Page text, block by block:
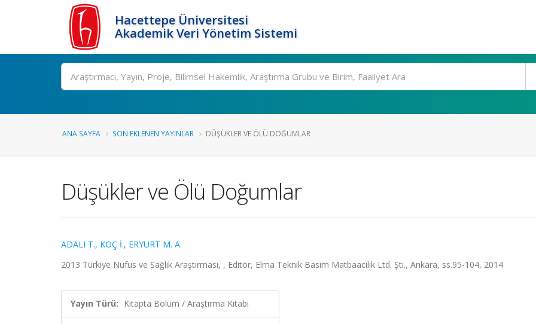
Hacettepe Üniversitesi
Akademik Veri Yönetim Sistemi
Ara
ANA SAYFA SON EKLENEN YAYINLAR DÜŞÜKLER VE ÖLÜ DOĞUMLAR
Düşükler ve Ölü Doğumlar
ADALI T., KOÇ İ., ERYURT M. A.
2013 Türkiye Nüfus ve Sağlık Araştırması, , Editör, Elma Teknik Basım Matbaacılık Ltd. Şti., Ankara, ss.95-104, 2014
Yayın Türü: Kitapta Bölüm / Araştırma Kitabı